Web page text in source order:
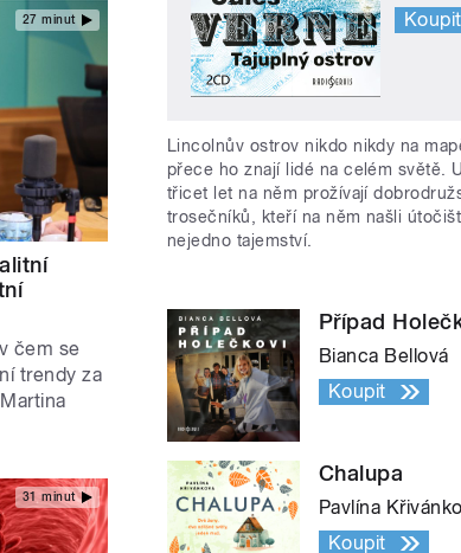
27 minut
čem se
trendy za
31 minut
Koupit
Lincolnův ostrov nikdo nikdy na
přece ho znají lidé na celém světě.
třicet let na něm prožívají
trosečníků, kteří na něm našli
nejedno tajemství.
Případ
Bianca Bellová
Koupit
Chalupa
Pavlína
Koupit